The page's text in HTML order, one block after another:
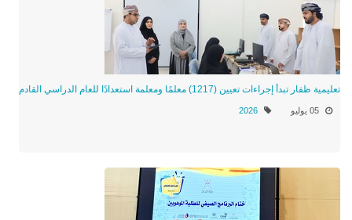
تعليمية ظفار تبدأ إجراءات تعيين (1217) معلمًا ومعلمة استعدادًا للعام الدراسي القادم
05 يوليو 2026